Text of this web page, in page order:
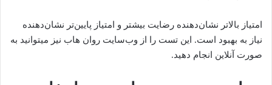
امتیاز بالاتر نشان‌دهنده رضایت بیشتر و امتیاز پایین‌تر نشان‌دهنده
نیاز به بهبود است. این تست را از وب‌سایت روان هاب نیز میتوانید به
صورت آنلاین انجام دهید.